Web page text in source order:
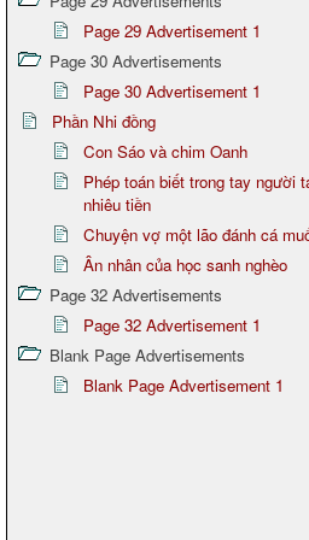
Page 29 Advertisement 1
Page 30 Advertisements
Page 30 Advertisement 1
Phần Nhi đồng
Con Sáo và chim Oanh
Phép toán biết trong tay người
nhiêu tiền
Chuyện vợ một lão đánh cá
Ân nhân của học sanh nghèo
Page 32 Advertisements
Page 32 Advertisement 1
Blank Page Advertisements
Blank Page Advertisement 1